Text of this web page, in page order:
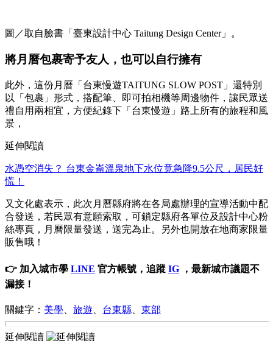
圖／取自臉書「臺東設計中心 Taitung Design Center」。
將月曆包裹寄予友人，也可以自行擁有
此外，這份月曆「台東慢遊TAITUNG SLOW POST」還特別
以「包裹」形式，搭配筆、即可拍相機等周邊物件，讓民眾送
禮自用兩相宜，方便紀錄下「台東慢遊」路上所有的旅程和風
景，
延伸閱讀
水憑空消失？ 台東金崙溫泉地下水位竟急降9.5公尺，居民好
慌！
又文化處表示，此次月曆縣府將在各局處辦理的宣導活動中配
合發送，若民眾有意願索取，可鎖定縣府各單位及設計中心粉
絲專頁，月曆限量發送，送完為止。另外也開放在地商家限量
販售哦！
👉 加入城市學 LINE 官方帳號，追蹤 IG ，最新城市議題不
漏接！
關鍵字： 美學 旅遊 台東縣 東部
延伸閱讀